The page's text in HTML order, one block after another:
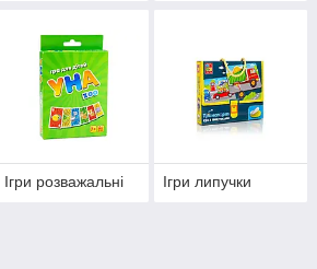
Ігри розважальні Ігри липучки